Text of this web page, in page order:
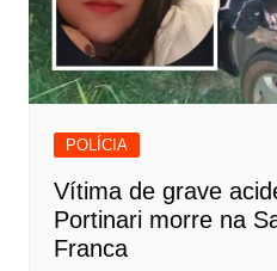
POLÍCIA
Vítima de grave
Portinari morre na
Franca